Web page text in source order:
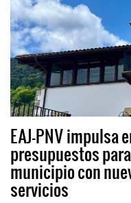
EAJ-PNV impulsa
presupuestos
municipio con
servicios